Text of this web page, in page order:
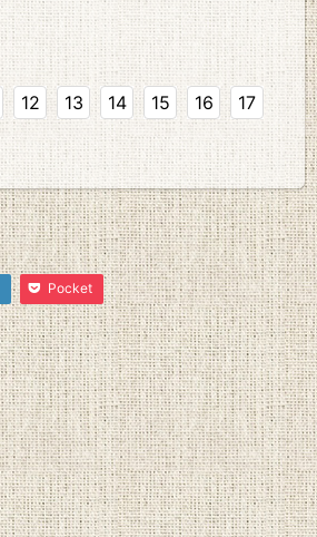
12 13 14 15 16
17
Pocket